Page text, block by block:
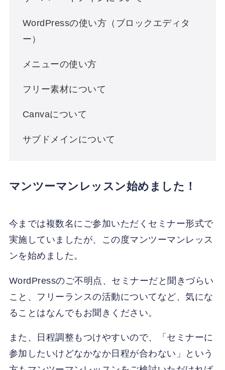
WordPressの使い方（ブロックエディタ
ー）
メニューの使い方
フリー素材について
Canvaについて
サブドメインについて
マンツーマンレッスン始めました！
今までは複数名にご参加いただくセミナー形式で
実施していましたが、この度マンツーマンレッス
ンを始めました。
WordPressのご不明点、セミナーだと聞きづらい
こと、フリーランスの活動についてなど、気にな
ることはなんでもお聞きください。
また、日程調整もつけやすいので、「セミナーに
参加したいけどなかなか日程が合わない」という